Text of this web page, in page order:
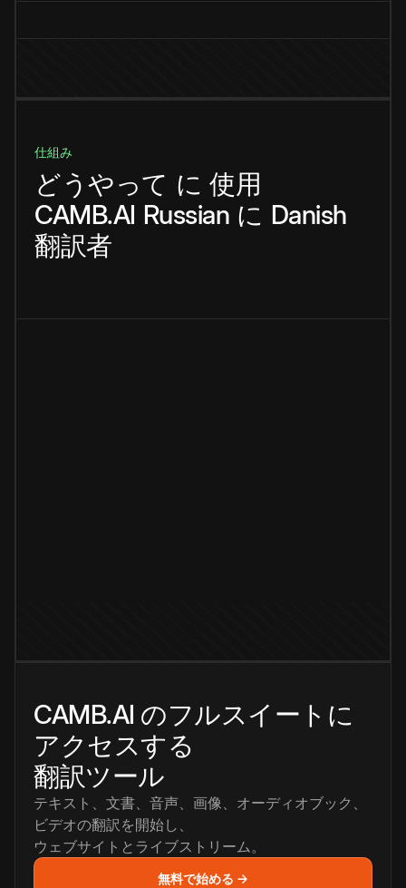
仕組み
どうやって に 使用
CAMB.AI Russian に Danish
翻訳者
CAMB.AI のフルスイートに
アクセスする
翻訳ツール
テキスト、文書、音声、画像、オーディオブック、
ビデオの翻訳を開始し、
ウェブサイトとライブストリーム。
無料で始める →